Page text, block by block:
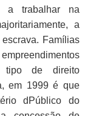
a trabalhar na
a
Famílias
tipo de direito
em 1999 é que
dPúblico do